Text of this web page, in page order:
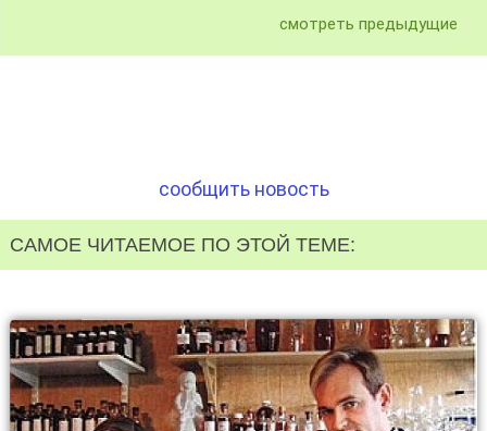
смотреть предыдущие
сообщить новость
САМОЕ ЧИТАЕМОЕ ПО ЭТОЙ ТЕМЕ: